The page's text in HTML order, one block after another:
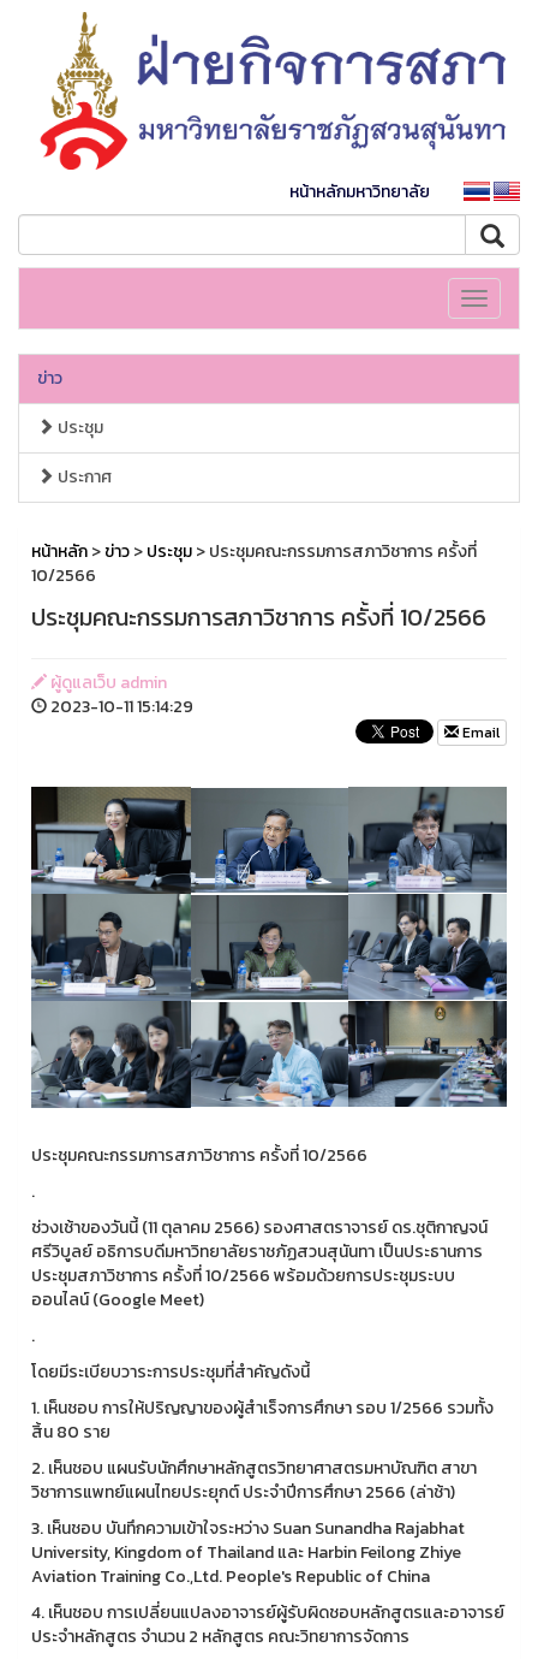
หน้าหลักมหาวิทยาลัย
Toggle
ข่าว
ประชุม
ประกาศ
หน้าหลัก>ข่าว>ประชุม> ประชุมคณะกรรมการสภาวิชาการ ครั้งที่
10/2566
ประชุมคณะกรรมการสภาวิชาการ ครั้งที่ 10/2566
ผู้ดูแลเว็บ admin
2023-10-11 15:14:29
Email
ประชุมคณะกรรมการสภาวิชาการ ครั้งที่ 10/2566
.
ช่วงเช้าของวันนี้ (11 ตุลาคม 2566) รองศาสตราจารย์ ดร.ชุติกาญจน์
ศรีวิบูลย์ อธิการบดีมหาวิทยาลัยราชภัฏสวนสุนันทา เป็นประธานการ
ประชุมสภาวิชาการ ครั้งที่ 10/2566 พร้อมด้วยการประชุมระบบ
ออนไลน์ (Google Meet)
.
โดยมีระเบียบวาระการประชุมที่สำคัญดังนี้
1. เห็นชอบ การให้ปริญญาของผู้สำเร็จการศึกษา รอบ 1/2566 รวมทั้ง
สิ้น 80 ราย
2. เห็นชอบ แผนรับนักศึกษาหลักสูตรวิทยาศาสตรมหาบัณฑิต สาขา
วิชาการแพทย์แผนไทยประยุกต์ ประจำปีการศึกษา 2566 (ล่าช้า)
3. เห็นชอบ บันทึกความเข้าใจระหว่าง Suan Sunandha Rajabhat
University, Kingdom of Thailand และ Harbin Feilong Zhiye
Aviation Training Co.,Ltd. People's Republic of China
4. เห็นชอบ การเปลี่ยนแปลงอาจารย์ผู้รับผิดชอบหลักสูตรและอาจารย์
ประจำหลักสูตร จำนวน 2 หลักสูตร คณะวิทยาการจัดการ